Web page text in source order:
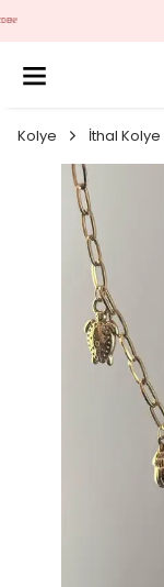
Kolye İthal Kolye